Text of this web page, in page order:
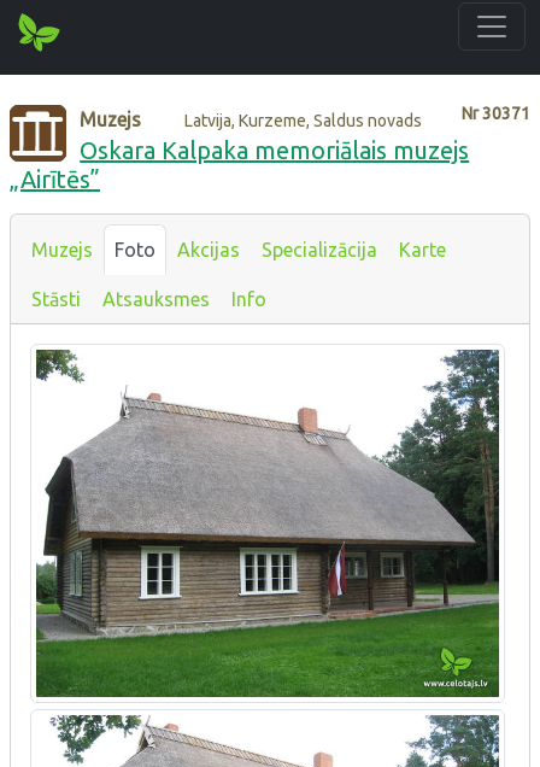
Nr30371
Muzejs Latvija, Kurzeme, Saldus novads
Oskara Kalpaka memoriālais muzejs
„Airītēs”
Muzejs Foto Akcijas Specializācija Karte
Stāsti Atsauksmes Info